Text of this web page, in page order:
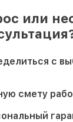
или
с
смету